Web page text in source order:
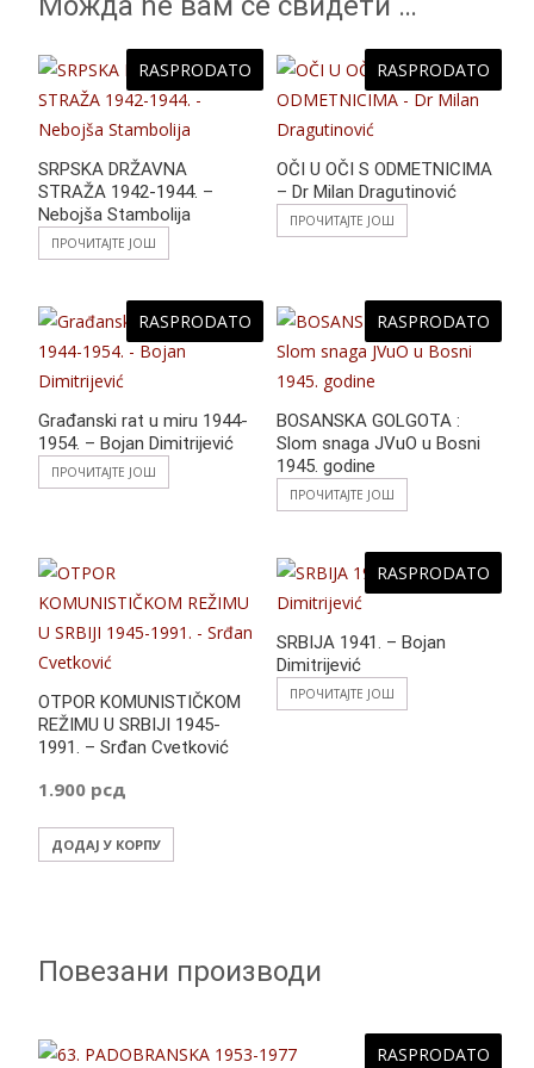
RASPRODATO
SRPSKA DRŽAVNA
STRAŽA 1942-1944. –
Nebojša Stambolija
ПРОЧИТАЈТЕ ЈОШ
RASPRODATO
OČI U OČI S ODMETNICIMA
– Dr Milan Dragutinović
ПРОЧИТАЈТЕ ЈОШ
RASPRODATO
Građanski rat u miru 1944-
1954. – Bojan Dimitrijević
ПРОЧИТАЈТЕ ЈОШ
RASPRODATO
BOSANSKA GOLGOTA :
Slom snaga JVuO u Bosni
1945. godine
ПРОЧИТАЈТЕ ЈОШ
OTPOR KOMUNISTIČKOM
REŽIMU U SRBIJI 1945-
1991. – Srđan Cvetković
1.900 рсд
ДОДАЈ У КОРПУ
RASPRODATO
SRBIJA 1941. – Bojan
Dimitrijević
ПРОЧИТАЈТЕ ЈОШ
Повезани производи
RASPRODATO